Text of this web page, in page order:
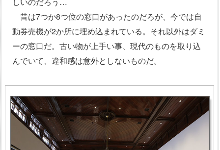
昔は7つか8つ位の窓口があったのだろが、今では自
動券売機が2か所に埋め込まれている。それ以外はダミ
ーの窓口だ。古い物が上手い事、現代のものを取り込
んでいて、違和感は意外としないものだ。